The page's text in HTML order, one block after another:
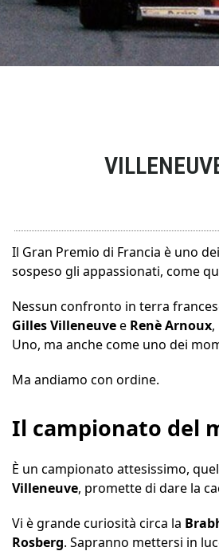
Il Gran Premio di Francia è uno
sospeso gli appassionati, come
Nessun confronto in terra
Gilles Villeneuvee Renè Arnoux
Uno, ma anche come uno dei
Ma andiamo con ordine.
Il campionato del
È un campionato attesissimo,
Villeneuve, promette di dare la
Vi è grande curiosità circa la
Rosberg. Sapranno mettersi in